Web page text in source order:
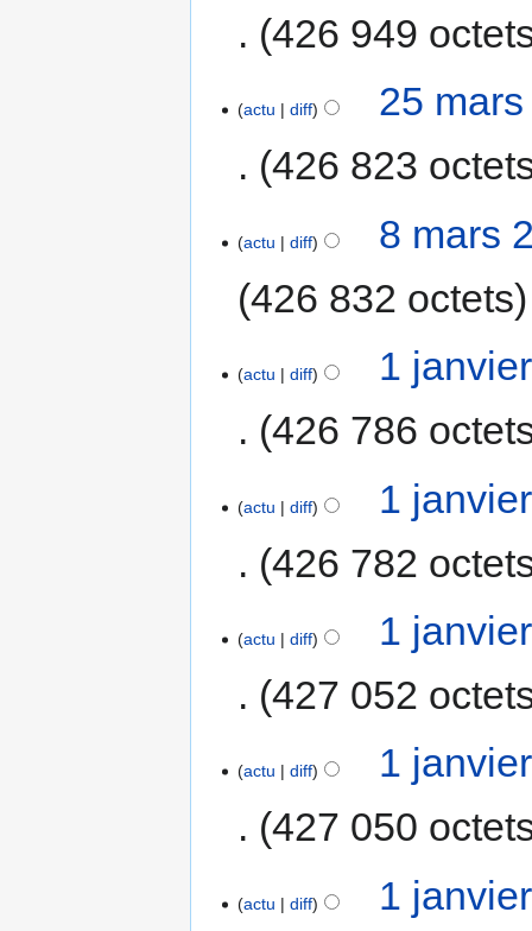
426 949
actu diff
25
426 823
actu diff
8 mars
426 832 octets
actu diff
1
426 786
actu diff
1
426 782
actu diff
1
427 052
actu diff
1
427 050
actu diff
1